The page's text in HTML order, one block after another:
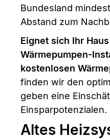
Bundesland
Abstand zum
Eignet sich Ihr
Wärmepumpen-
kostenlosen
finden wir den
geben eine
Einsparpotenzialen.
Altes